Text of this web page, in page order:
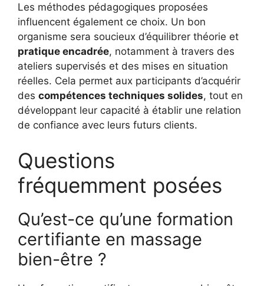
Les méthodes pédagogiques proposées
influencent également ce choix. Un bon
organisme sera soucieux d’équilibrer théorie et
pratique encadrée, notamment à travers des
ateliers supervisés et des mises en situation
réelles. Cela permet aux participants d’acquérir
des compétences techniques solides, tout en
développant leur capacité à établir une relation
de confiance avec leurs futurs clients.
Questions
fréquemment posées
Qu’est-ce qu’une formation
certifiante en massage
bien-être ?